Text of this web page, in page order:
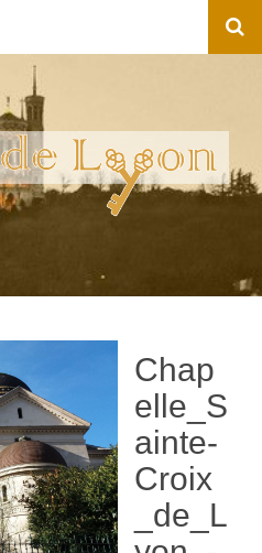
Chap
elle_S
ainte-
Croix
_de_L